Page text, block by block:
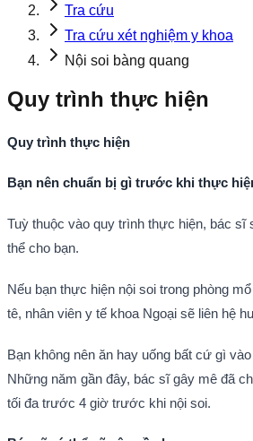
Tra cứu
Tra cứu xét nghiệm y khoa
Nội soi bàng quang
Quy trình thực hiện
Quy trình thực hiện
Bạn nên chuẩn bị gì trước khi thực
Tuỳ thuộc vào quy trình thực hiện, bác sĩ
thể cho bạn.
Nếu bạn thực hiện nội soi trong phòng
tê, nhân viên y tế khoa Ngoại sẽ liên hệ
Bạn không nên ăn hay uống bất cứ gì
Những năm gần đây, bác sĩ gây mê đã
tối đa trước 4 giờ trước khi nội soi.